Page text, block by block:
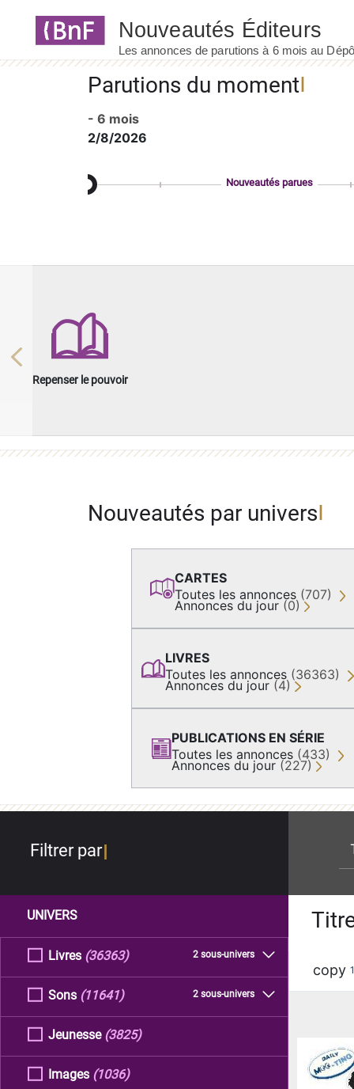
Parutions du moment
- 6 mois
2/8/2026
Nouveautés parues
Repenser le pouvoir
Previous
Nouveautés par univers
CARTES
Toutes les annonces (707)
Annonces du jour (0)
LIVRES
Toutes les annonces (36363)
Annonces du jour (4)
PUBLICATIONS EN SÉRIE
Toutes les annonces (433)
Annonces du jour (227)
Filtrer par
UNIVERS
Livres 2 sous-univers
(36363)
Sons 2 sous-univers
(11641)
Jeunesse (3825)
Images (1036)
copy